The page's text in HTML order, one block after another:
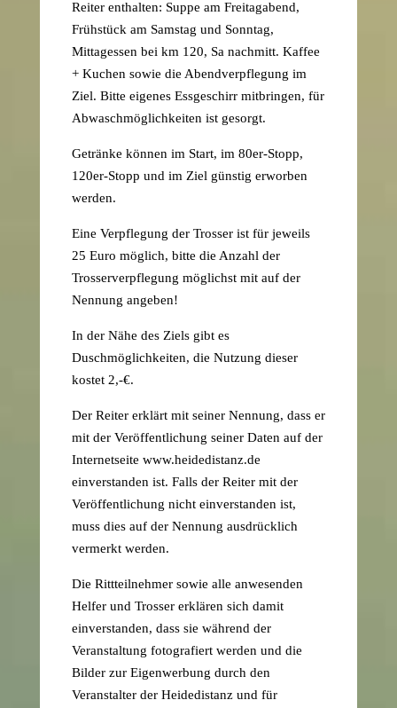
Reiter enthalten: Suppe am Freitagabend,
Frühstück am Samstag und Sonntag,
Mittagessen bei km 120, Sa nachmitt. Kaffee
+ Kuchen sowie die Abendverpflegung im
Ziel. Bitte eigenes Essgeschirr mitbringen, für
Abwaschmöglichkeiten ist gesorgt.
Getränke können im Start, im 80er-Stopp,
120er-Stopp und im Ziel günstig erworben
werden.
Eine Verpflegung der Trosser ist für jeweils
25 Euro möglich, bitte die Anzahl der
Trosserverpflegung möglichst mit auf der
Nennung angeben!
In der Nähe des Ziels gibt es
Duschmöglichkeiten, die Nutzung dieser
kostet 2,-€.
Der Reiter erklärt mit seiner Nennung, dass er
mit der Veröffentlichung seiner Daten auf der
Internetseite www.heidedistanz.de
einverstanden ist. Falls der Reiter mit der
Veröffentlichung nicht einverstanden ist,
muss dies auf der Nennung ausdrücklich
vermerkt werden.
Die Rittteilnehmer sowie alle anwesenden
Helfer und Trosser erklären sich damit
einverstanden, dass sie während der
Veranstaltung fotografiert werden und die
Bilder zur Eigenwerbung durch den
Veranstalter der Heidedistanz und für